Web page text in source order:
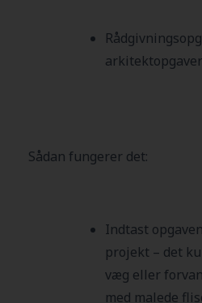
Sådan fungerer det:
Indtast
projekt – det
væg eller
med malede